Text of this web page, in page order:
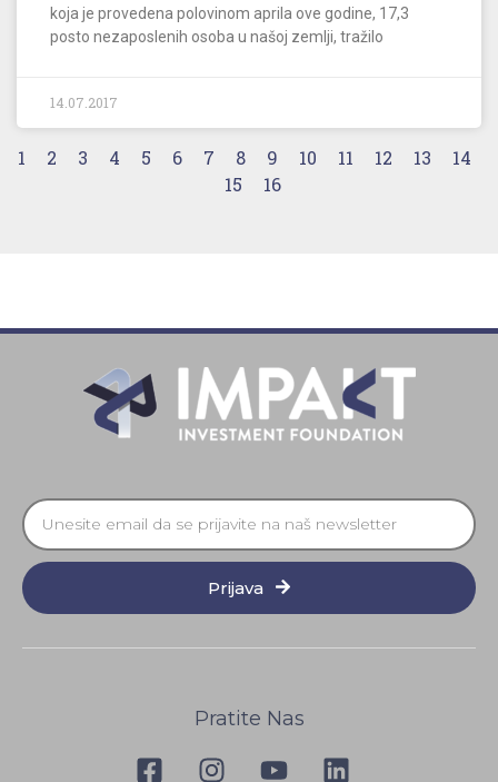
koja je provedena polovinom aprila ove godine, 17,3
posto nezaposlenih osoba u našoj zemlji, tražilo
14.07.2017
1 2 3 4 5 6 7 8 9 10 11 12 13
14
15
16
Prijava
Pratite Nas